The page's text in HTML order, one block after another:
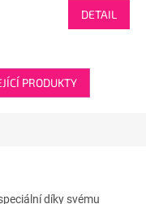
DETAIL
PRODUKTY
díky svému